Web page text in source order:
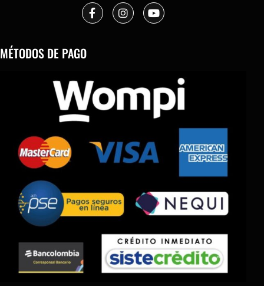
MÉTODOS DE PAGO